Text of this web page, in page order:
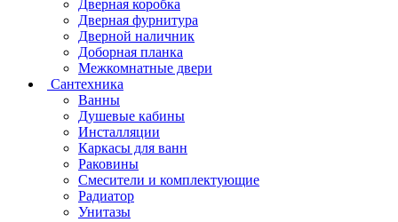
Дверная коробка
Дверная фурнитура
Дверной наличник
Доборная планка
Межкомнатные двери
Сантехника
Ванны
Душевые кабины
Инсталляции
Каркасы для ванн
Раковины
Смесители и комплектующие
Радиатор
Унитазы